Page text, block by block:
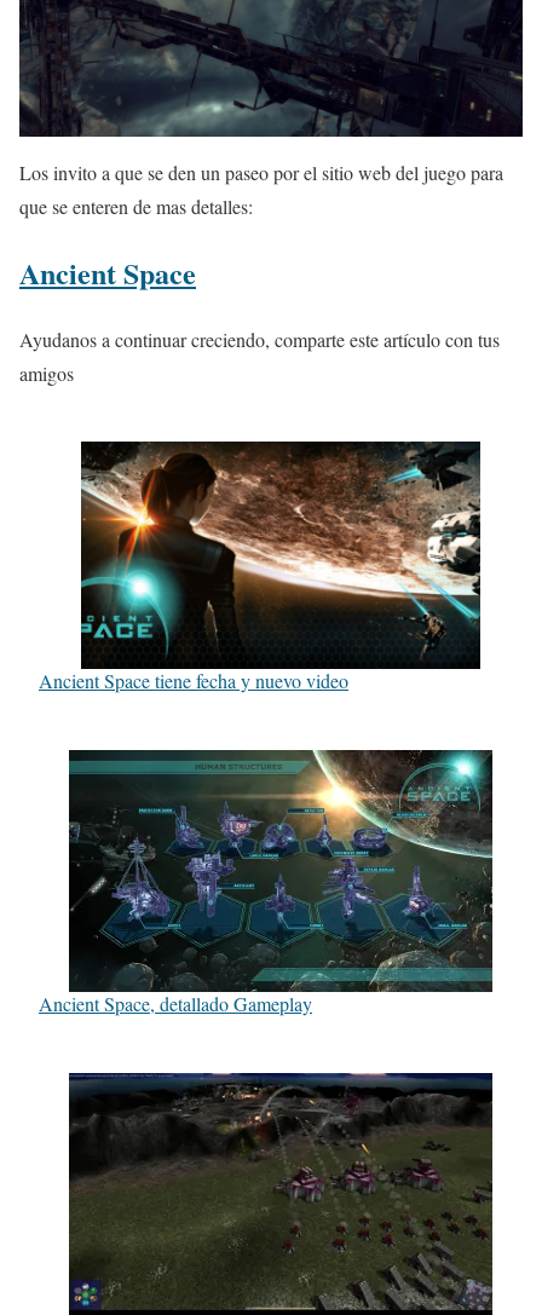
Los invito a que se den un paseo por el sitio web del juego para
que se enteren de mas detalles:
Ancient Space
Ayudanos a continuar creciendo, comparte este artículo con tus
amigos
Ancient Space tiene fecha y nuevo video
Ancient Space, detallado Gameplay